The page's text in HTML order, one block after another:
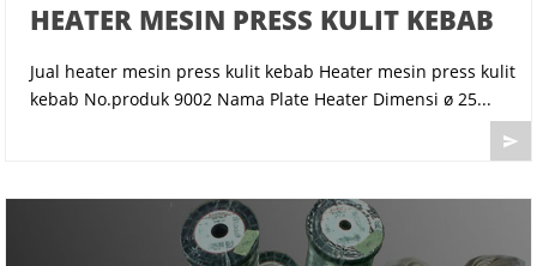
HEATER MESIN PRESS KULIT KEBAB
Jual heater mesin press kulit kebab Heater mesin press kulit
kebab No.produk 9002 Nama Plate Heater Dimensi ø 25...
